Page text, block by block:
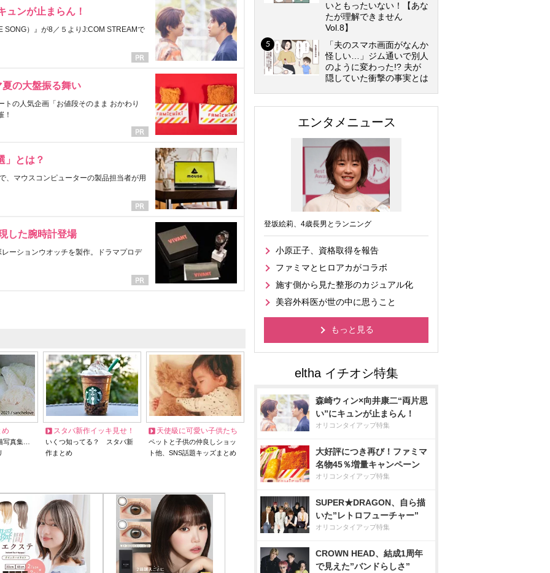
ュンが止まらん！
SONG）』が8／５よりJ:COM STREAMで
の大盤振る舞い
の人気企画「お値段そのまま おかわり
！
」とは？
、マウスコンピューターの製品担当者が用
した腕時計登場
ーションウオッチを製作。ドラマプロデ
め
写真集…
スタバ新作イッキ見せ！
いくつ知ってる？ スタバ新
作まとめ
天使級に可愛い子供たち
ペットと子供の仲良しショッ
ト他、SNS話題キッズまとめ
いともったいない！【あな
たが理解できません
Vol.8】
「夫のスマホ画面がなんか
怪しい…」ジム通いで別人
のように変わった!? 夫が
隠していた衝撃の事実とは
エンタメニュース
登坂絵莉、4歳長男とランニング
小原正子、資格取得を報告
ファミマとヒロアカがコラボ
施す側から見た整形のカジュアル化
美容外科医が世の中に思うこと
もっと見る
森崎ウィン×向井康二“両片思
い”にキュンが止まらん！
オリコンタイアップ特集
大好評につき再び！ファミマ
名物45％増量キャンペーン
オリコンタイアップ特集
SUPER★DRAGON、自ら描
いた”レトロフューチャー”
オリコンタイアップ特集
CROWN HEAD、結成1周年
で見えた”バンドらしさ”